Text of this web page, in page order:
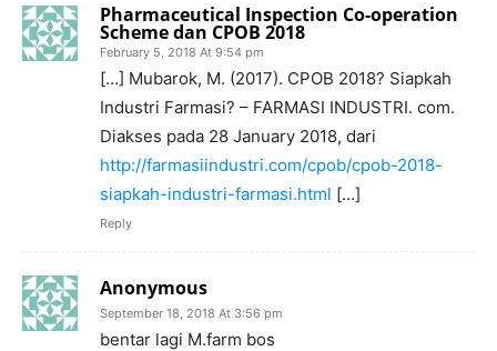
Pharmaceutical Inspection Co-operation
Scheme dan CPOB 2018
February 5, 2018 At 9:54 pm
[…] Mubarok, M. (2017). CPOB 2018? Siapkah
Industri Farmasi? – FARMASI INDUSTRI. com.
Diakses pada 28 January 2018, dari
http://farmasiindustri.com/cpob/cpob-2018-
siapkah-industri-farmasi.html […]
Reply
Anonymous
September 18, 2018 At 3:56 pm
bentar lagi M.farm bos